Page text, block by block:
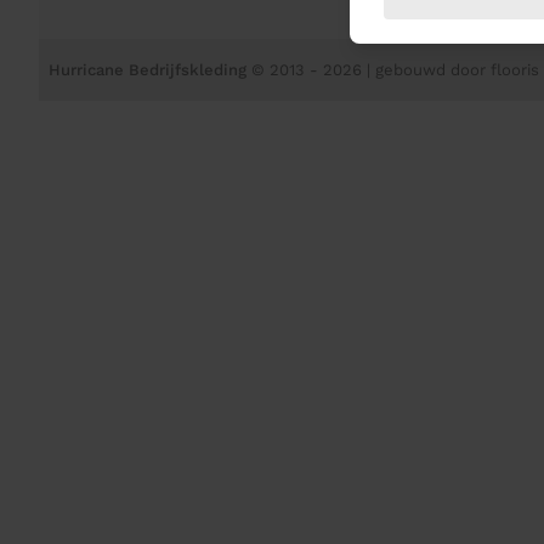
Hurricane Bedrijfskleding © 2013 - 2026 | gebouwd door flooris